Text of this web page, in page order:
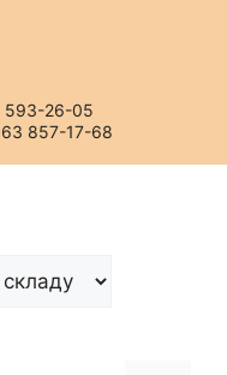
593-26-05
857-17-68